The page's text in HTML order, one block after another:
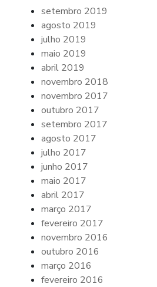
setembro 2019
agosto 2019
julho 2019
maio 2019
abril 2019
novembro 2018
novembro 2017
outubro 2017
setembro 2017
agosto 2017
julho 2017
junho 2017
maio 2017
abril 2017
março 2017
fevereiro 2017
novembro 2016
outubro 2016
março 2016
fevereiro 2016